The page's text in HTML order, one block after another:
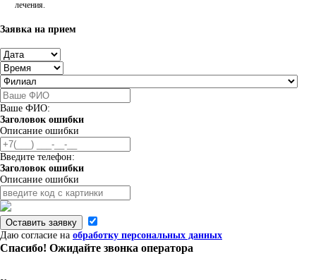
лечения.
Заявка на прием
Ваше ФИО:
Заголовок ошибки
Описание ошибки
Введите телефон:
Заголовок ошибки
Описание ошибки
Оставить заявку
Даю согласие на обработку персональных данных
Спасибо! Ожидайте звонка оператора